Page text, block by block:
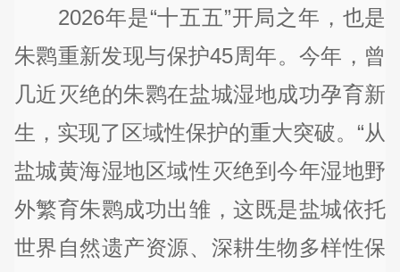
2026年是“十五五”开局之年，也是
朱鹮重新发现与保护45周年。今年，曾
几近灭绝的朱鹮在盐城湿地成功孕育新
生，实现了区域性保护的重大突破。“从
盐城黄海湿地区域性灭绝到今年湿地野
外繁育朱鹮成功出雏，这既是盐城依托
世界自然遗产资源、深耕生物多样性保